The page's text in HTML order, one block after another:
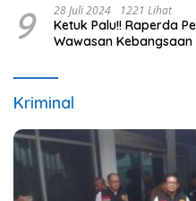
9 28 Juli 2024 1221 Lihat
Ketuk Palu!! Raperda
Wawasan Kebangsaan
Kriminal